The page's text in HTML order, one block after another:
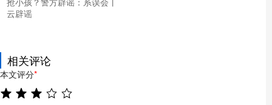
云辟谣
相关评论
本文评分*